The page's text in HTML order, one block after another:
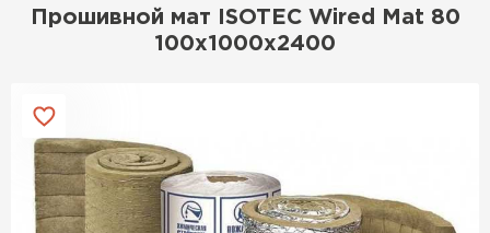
Прошивной мат ISOTEC Wired Mat 80
100х1000х2400
Утеплитель Ветонит
ПЕРЕЙТИ
Утеплитель Rockwool
Утеплитель Пеноплекс